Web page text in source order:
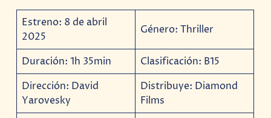
Estreno: 8 de abril
2025
Género: Thriller
Duración: 1h 35min
Clasificación: B15
Dirección: David
Yarovesky
Distribuye: Diamond
Films